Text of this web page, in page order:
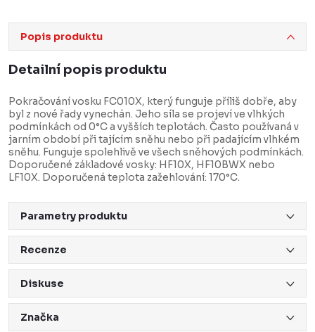
Popis produktu
Detailní popis produktu
Pokračování vosku FC010X, který funguje příliš dobře, aby
byl z nové řady vynechán. Jeho síla se projeví ve vlhkých
podmínkách od 0°C a vyšších teplotách. Často používaná v
jarním období při tajícím sněhu nebo při padajícím vlhkém
sněhu. Funguje spolehlivě ve všech sněhových podmínkách.
Doporučené základové vosky: HF10X, HF10BWX nebo
LF10X. Doporučená teplota zažehlování: 170°C.
Parametry produktu
Recenze
Diskuse
Značka